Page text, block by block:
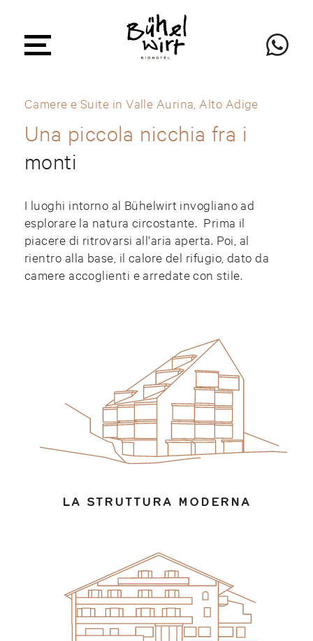
Camere e Suite in Valle Aurina, Alto Adige
Una piccola nicchia fra i
monti
I luoghi intorno al Bühelwirt invogliano ad
esplorare la natura circostante. Prima il
piacere di ritrovarsi all’aria aperta. Poi, al
rientro alla base, il calore del rifugio, dato da
camere accoglienti e arredate con stile.
LA STRUTTURA MODERNA